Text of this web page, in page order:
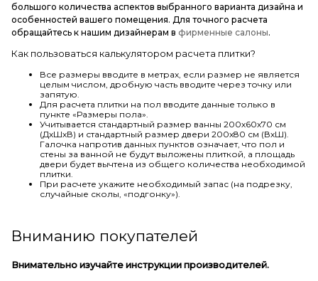
большого количества аспектов выбранного варианта дизайна и
особенностей вашего помещения. Для точного расчета
обращайтесь к нашим дизайнерам в фирменные салоны.
Как пользоваться калькулятором расчета плитки?
Все размеры вводите в метрах, если размер не является
целым числом, дробную часть вводите через точку или
запятую.
Для расчета плитки на пол вводите данные только в
пункте «Размеры пола».
Учитывается стандартный размер ванны 200х60х70 см
(ДхШхВ) и стандартный размер двери 200х80 см (ВхШ).
Галочка напротив данных пунктов означает, что пол и
стены за ванной не будут выложены плиткой, а площадь
двери будет вычтена из общего количества необходимой
плитки.
При расчете укажите необходимый запас (на подрезку,
случайные сколы, «подгонку»).
Вниманию покупателей
Внимательно изучайте инструкции производителей.